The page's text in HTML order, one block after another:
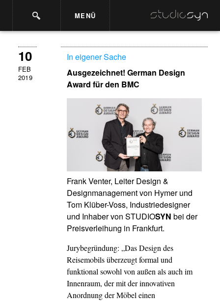
MENÜ
10
FEB
2019
In eigener Sache
Ausgezeichnet! German Design
Award für den BMC
Frank Venter, Leiter Design &
Designmanagement von Hymer und
Tom Klüber-Voss, Industriedesigner
und Inhaber von STUDIOSYN bei der
Preisverleihung in Frankfurt.
Jurybegründung: „Das Design des
Reisemobils überzeugt formal und
funktional sowohl von außen als auch im
Innenraum, der mit der innovativen
Anordnung der Möbel einen